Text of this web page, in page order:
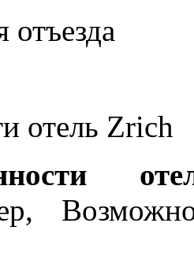
отъезда
отель Zrich